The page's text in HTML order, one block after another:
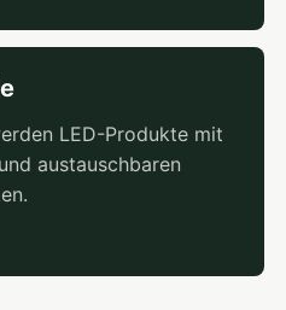
LED-Produkte mit
austauschbaren